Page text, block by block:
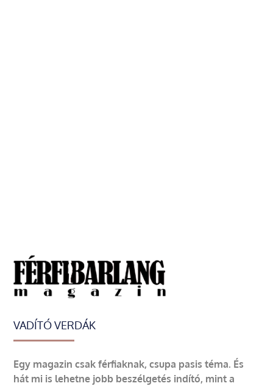
VADÍTÓ VERDÁK
Egy magazin csak férfiaknak, csupa pasis téma. És
hát mi is lehetne jobb beszélgetés indító, mint a